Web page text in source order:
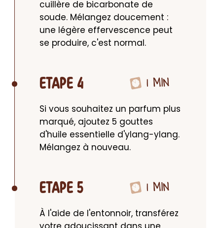
cuillère de bicarbonate de
soude. Mélangez doucement :
une légère effervescence peut
se produire, c'est normal.
ETAPE 4 1 MIN
Si vous souhaitez un parfum plus
marqué, ajoutez 5 gouttes
d'huile essentielle d'ylang-ylang.
Mélangez à nouveau.
ETAPE 5 1 MIN
À l'aide de l'entonnoir, transférez